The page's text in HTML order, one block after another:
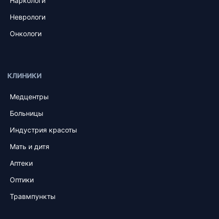
Неврологи
Онкологи
КЛИНИКИ
Медцентры
Больницы
Индустрия красоты
Мать и дитя
Аптеки
Оптики
Травмпункты